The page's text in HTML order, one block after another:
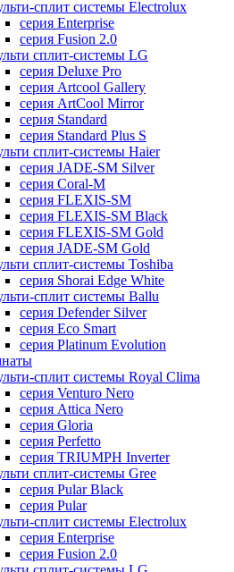
сплит системы Electrolux
серия Enterprise
серия Fusion 2.0
сплит-системы LG
серия Deluxe Pro
серия Artcool Gallery
серия ArtCool Mirror
серия Standard
серия Standard Plus S
сплит-системы Haier
серия JADE-SM Silver
серия Coral-M
серия FLEXIS-SM
серия FLEXIS-SM Black
серия FLEXIS-SM Gold
серия JADE-SM Gold
сплит-системы Toshiba
серия Shorai Edge White
сплит системы Ballu
серия Defender Silver
серия Eco Smart
серия Platinum Evolution
сплит системы Royal Clima
серия Venturo Nero
серия Attica Nero
серия Gloria
серия Perfetto
серия TRIUMPH Inverter
сплит-системы Gree
серия Pular Black
серия Pular
сплит системы Electrolux
серия Enterprise
серия Fusion 2.0